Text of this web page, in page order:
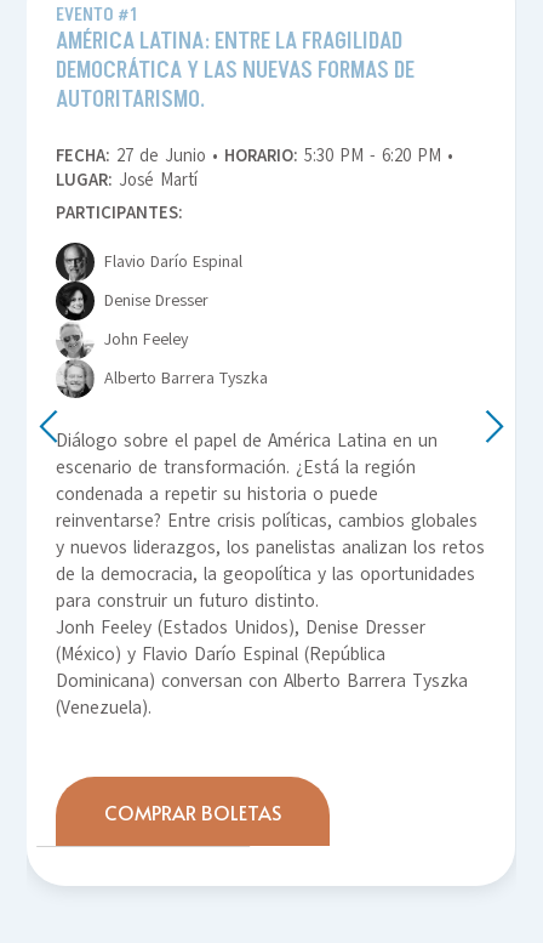
EVENTO #1
AMÉRICA LATINA: ENTRE LA FRAGILIDAD
DEMOCRÁTICA Y LAS NUEVAS FORMAS DE
AUTORITARISMO.
FECHA: 27 de Junio • HORARIO: 5:30 PM - 6:20 PM •
LUGAR: José Martí
PARTICIPANTES:
Flavio Darío Espinal
Denise Dresser
John Feeley
Alberto Barrera Tyszka
Diálogo sobre el papel de América Latina en un
escenario de transformación. ¿Está la región
condenada a repetir su historia o puede
reinventarse? Entre crisis políticas, cambios globales
y nuevos liderazgos, los panelistas analizan los retos
de la democracia, la geopolítica y las oportunidades
para construir un futuro distinto.
Jonh Feeley (Estados Unidos), Denise Dresser
(México) y Flavio Darío Espinal (República
Dominicana) conversan con Alberto Barrera Tyszka
(Venezuela).
COMPRAR BOLETAS